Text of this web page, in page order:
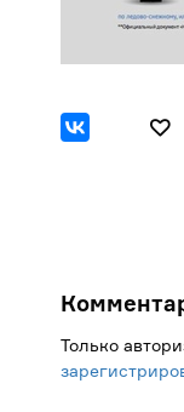
Только